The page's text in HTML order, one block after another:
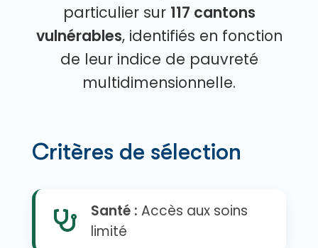
particulier sur 117 cantons
vulnérables, identifiés en fonction
de leur indice de pauvreté
multidimensionnelle.
Critères de sélection
Santé : Accès aux soins
limité